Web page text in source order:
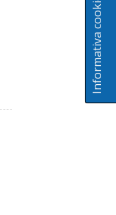
Informativa cookie